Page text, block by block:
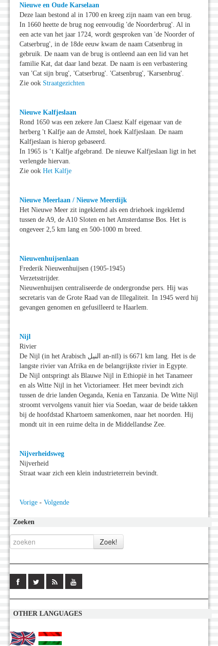
Nieuwe en Oude Karselaan
Deze laan bestond al in 1700 en kreeg zijn naam van een brug.
In 1660 heette de brug nog eenvoudig 'de Noorderbrug'. Al in
een acte van het jaar 1724, wordt gesproken van 'de Noorder of
Catserbrug', in de 18de eeuw kwam de naam Catsenbrug in
gebruik. De naam van de brug is ontleend aan een lid van het
familie Kat, dat daar land bezat. De naam is een verbastering
van 'Cat sijn brug', 'Catserbrug'. 'Catsenbrug', 'Karsenbrug'.
Zie ook Straatgezichten
Nieuwe Kalfjeslaan
Rond 1650 was een zekere Jan Claesz Kalf eigenaar van de
herberg 't Kalfje aan de Amstel, hoek Kalfjeslaan. De naam
Kalfjeslaan is hierop gebaseerd.
In 1965 is ‘t Kalfje afgebrand. De nieuwe Kalfjeslaan ligt in het
verlengde hiervan.
Zie ook Het Kalfje
Nieuwe Meerlaan / Nieuwe Meerdijk
Het Nieuwe Meer zit ingeklemd als een driehoek ingeklemd
tussen de A9, de A10 Sloten en het Amsterdamse Bos. Het is
ongeveer 2,5 km lang en 500-1000 m breed.
Nieuwenhuijsenlaan
Frederik Nieuwenhuijsen (1905-1945)
Verzetsstrijder.
Nieuwenhuijsen centraliseerde de ondergrondse pers. Hij was
secretaris van de Grote Raad van de Illegaliteit. In 1945 werd hij
gevangen genomen en gefusilleerd te Haarlem.
Nijl
Rivier
De Nijl (in het Arabisch النيل an-nīl) is 6671 km lang. Het is de
langste rivier van Afrika en de belangrijkste rivier in Egypte.
De Nijl ontspringt als Blauwe Nijl in Ethiopië in het Tanameer
en als Witte Nijl in het Victoriameer. Het meer bevindt zich
tussen de drie landen Oeganda, Kenia en Tanzania. De Witte Nijl
stroomt vervolgens vanuit hier via Soedan, waar de beide takken
bij de hoofdstad Khartoem samenkomen, naar het noorden. Hij
mondt uit in een ruime delta in de Middellandse Zee.
Nijverheidsweg
Nijverheid
Straat waar zich een klein industrieterrein bevindt.
Vorige - Volgende
Zoeken
OTHER LANGUAGES